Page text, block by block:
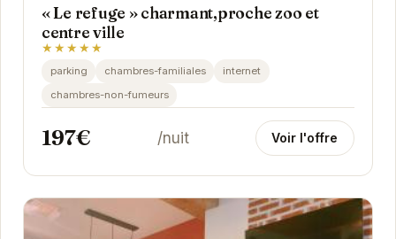
« Le refuge » charmant,proche zoo et
centre ville
★★★★★
parking chambres-familiales
internet
chambres-non-fumeurs
197€ /nuit Voir l'offre